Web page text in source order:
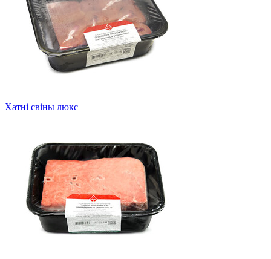
Хатні свіны люкс